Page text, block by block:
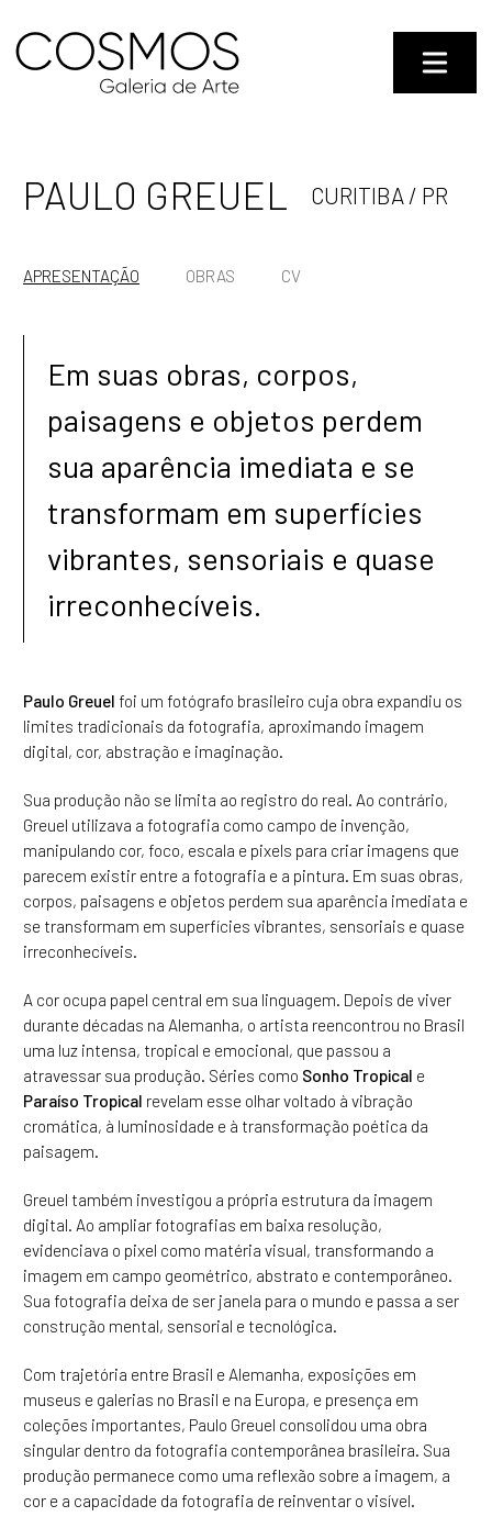
PAULO GREUEL CURITIBA / PR
APRESENTAÇÃO OBRAS CV
Em suas obras, corpos,
paisagens e objetos perdem
sua aparência imediata e se
transformam em superfícies
vibrantes, sensoriais e quase
irreconhecíveis.
Paulo Greuel foi um fotógrafo brasileiro cuja obra expandiu os
limites tradicionais da fotografia, aproximando imagem
digital, cor, abstração e imaginação.
Sua produção não se limita ao registro do real. Ao contrário,
Greuel utilizava a fotografia como campo de invenção,
manipulando cor, foco, escala e pixels para criar imagens que
parecem existir entre a fotografia e a pintura. Em suas obras,
corpos, paisagens e objetos perdem sua aparência imediata e
se transformam em superfícies vibrantes, sensoriais e quase
irreconhecíveis.
A cor ocupa papel central em sua linguagem. Depois de viver
durante décadas na Alemanha, o artista reencontrou no Brasil
uma luz intensa, tropical e emocional, que passou a
atravessar sua produção. Séries como Sonho Tropical e
Paraíso Tropical revelam esse olhar voltado à vibração
cromática, à luminosidade e à transformação poética da
paisagem.
Greuel também investigou a própria estrutura da imagem
digital. Ao ampliar fotografias em baixa resolução,
evidenciava o pixel como matéria visual, transformando a
imagem em campo geométrico, abstrato e contemporâneo.
Sua fotografia deixa de ser janela para o mundo e passa a ser
construção mental, sensorial e tecnológica.
Com trajetória entre Brasil e Alemanha, exposições em
museus e galerias no Brasil e na Europa, e presença em
coleções importantes, Paulo Greuel consolidou uma obra
singular dentro da fotografia contemporânea brasileira. Sua
produção permanece como uma reflexão sobre a imagem, a
cor e a capacidade da fotografia de reinventar o visível.